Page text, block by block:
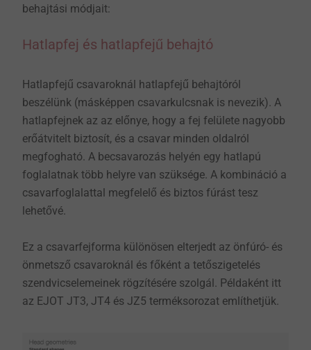
behajtási módjait:
Hatlapfej és hatlapfejű behajtó
​​​​​​​Hatlapfejű csavaroknál hatlapfejű behajtóról
beszélünk (másképpen csavarkulcsnak is nevezik). A
hatlapfejnek az az előnye, hogy a fej felülete nagyobb
erőátvitelt biztosít, és a csavar minden oldalról
megfogható. A becsavarozás helyén egy hatlapú
foglalatnak több helyre van szüksége. A kombináció a
csavarfoglalattal megfelelő és biztos fúrást tesz
lehetővé.
​​​​​​​Ez a csavarfejforma különösen elterjedt az önfúró- és
önmetsző csavaroknál és főként a tetőszigetelés
szendvicselemeinek rögzítésére szolgál. Példaként itt
az EJOT JT3, JT4 és JZ5 terméksorozat említhetjük.